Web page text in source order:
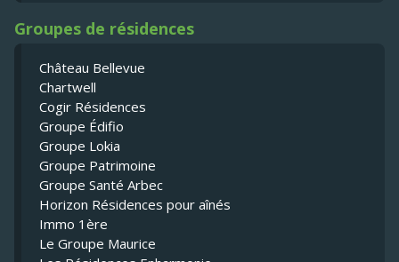
Groupes de résidences
Château Bellevue
Chartwell
Cogir Résidences
Groupe Édifio
Groupe Lokia
Groupe Patrimoine
Groupe Santé Arbec
Horizon Résidences pour aînés
Immo 1ère
Le Groupe Maurice